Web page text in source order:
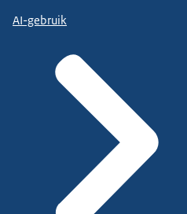
AI-gebruik